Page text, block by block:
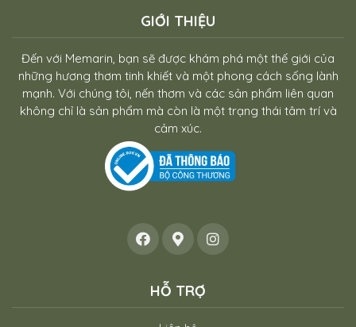
GIỚI THIỆU
Đến với Memarin, bạn sẽ được khám phá một thế giới của
những hương thơm tinh khiết và một phong cách sống lành
mạnh. Với chúng tôi, nến thơm và các sản phẩm liên quan
không chỉ là sản phẩm mà còn là một trạng thái tâm trí và
cảm xúc.
HỖ TRỢ